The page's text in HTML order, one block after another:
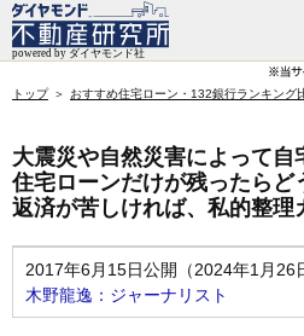
トップ おすすめ住宅ローン・132銀行ランキング
大震災や自然災害によって自
住宅ローンだけが残ったらど
返済が苦しければ、私的整理
2017年6月15日公開（2024年1月26
木野龍逸：ジャーナリスト